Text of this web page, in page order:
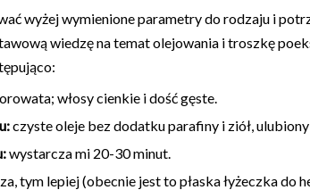
wyżej wymienione parametry do rodzaju i
wiedzę na temat olejowania i troszkę
włosy cienkie i dość gęste.
czyste oleje bez dodatku parafiny i ziół,
wystarcza mi 20-30 minut.
tym lepiej (obecnie jest to płaska łyżeczka do